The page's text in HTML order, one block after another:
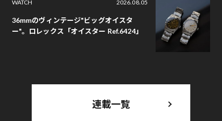
WATCH
2026.08.05
36mmのヴィンテージ"ビッグオイスタ
ー"。ロレックス「オイスター Ref.6424」
連載一覧